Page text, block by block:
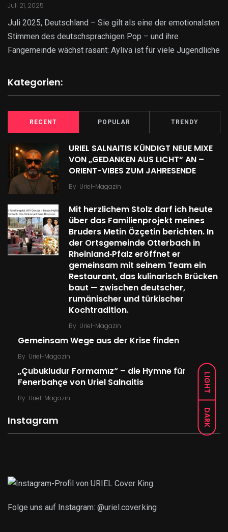
LIGHT
DARK
Juli 21, 2025
Juli 2025, Deutschland – Sie gilt als eine der emotionalsten
Stimmen des deutschsprachigen Pop – und ihre
Fangemeinde wächst rasant: Ayliva ist für viele Jugendliche
Kategorien:
RECENT POPULAR TRENDY
URIEL SALNAITIS KÜNDIGT NEUE MIXE
VON „GEDANKEN AUS LICHT“ AN –
ORIENT-VIBES ZUM JAHRESENDE
By Uriel-Magazin
Mit herzlichem Stolz darf ich heute
über das Familien­projekt meines
Bruders Metin Özçetin berichten. In
der Ortsgemeinde Otterbach in
Rheinland‑Pfalz eröffnet er
gemeinsam mit seinem Team ein
Restaurant, das kulinarisch Brücken
baut — zwischen deutscher,
rumänischer und türkischer
Kochtradition.
By Uriel-Magazin
Gemeinsam Wege aus der Krise finden
By Uriel-Magazin
„Çubukludur Formamız“ – die Hymne für
Fenerbahçe von Uriel Salnaitis
By Uriel-Magazin
Instagram
Folge uns auf Instagram: @uriel.cover.king